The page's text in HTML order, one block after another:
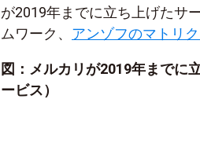
が2019年までに立ち上げたサ
ムワーク、 アンゾフのマトリ
図：メルカリが2019年までに
ービス）